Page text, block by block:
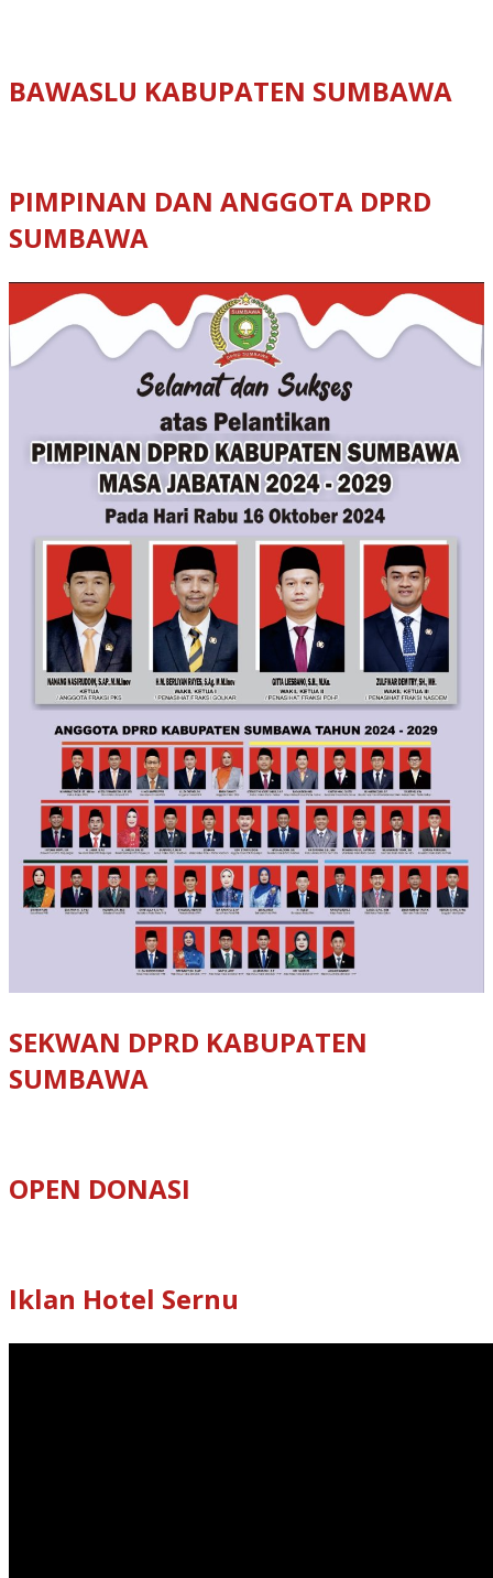
BAWASLU KABUPATEN SUMBAWA
PIMPINAN DAN ANGGOTA DPRD
SUMBAWA
SEKWAN DPRD KABUPATEN
SUMBAWA
OPEN DONASI
Iklan Hotel Sernu